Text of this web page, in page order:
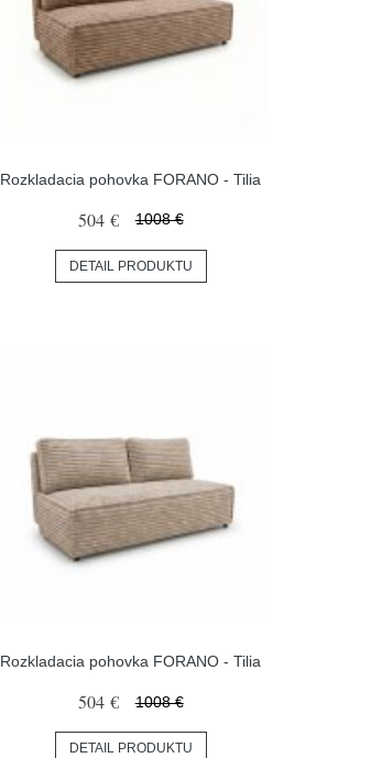
Rozkladacia pohovka FORANO - Tilia
504 € 1008 €
DETAIL PRODUKTU
Rozkladacia pohovka FORANO - Tilia
504 € 1008 €
DETAIL PRODUKTU